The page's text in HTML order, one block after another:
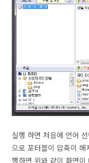
실행 하면 처음에 언어
으로 포터블이 압축이
행하면 위와 같이 화면이